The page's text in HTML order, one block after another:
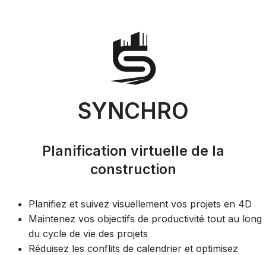
SYNCHRO
Planification virtuelle de la
construction
Planifiez et suivez visuellement vos projets en 4D
Maintenez vos objectifs de productivité tout au long
du cycle de vie des projets
Réduisez les conflits de calendrier et optimisez